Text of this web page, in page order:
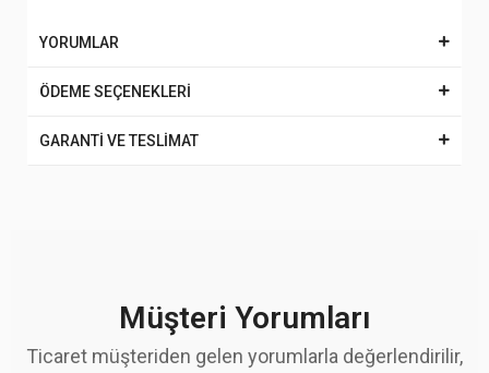
YORUMLAR
ÖDEME SEÇENEKLERİ
GARANTİ VE TESLİMAT
Müşteri Yorumları
Ticaret müşteriden gelen yorumlarla değerlendirilir,